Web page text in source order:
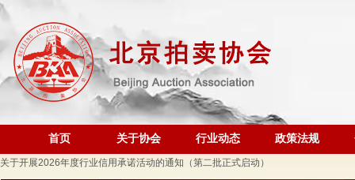
首页 关于协会 行业动态 政策法规
际经贸标准化促进会
深化数智交流 共促产教融合——姚光锋会长参加北工商商学院与中国国新举办的数
川流京华 共槌共赢——川京拍卖业务交流座谈会在成都召开
关于做好“五一”假期安全生产工作的通知
“协会+媒体+法律联动”助力企业发展系列活动之九——走进理事单位北京鸿盛祥国际
数智+拍卖 提升拍卖服务能力——姚光锋会长参加中拍协王波会长一行对阿里巴巴调
关于开展2026年度行业信用承诺活动的通知（第二批正式启动）
“协会+媒体+法律联动 助力企业发展”系列活动之八——走访会员单位北京懋隆拍卖有